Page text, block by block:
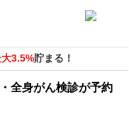
3.5%貯まる！
全身がん検診が予約